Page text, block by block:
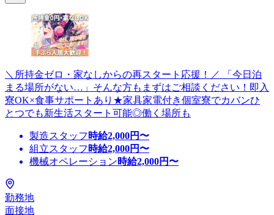
＼所持金ゼロ・家なしからの再スタート応援！／ 「今日泊
まる場所がない…」そんな方もまずはご相談ください！即入
寮OK×食事サポートあり★家具家電付き個室寮でカバンひ
とつでも新生活スタート可能◎働く場所も
製造スタッフ 時給2,000円〜
組立スタッフ 時給2,000円〜
機械オペレーション時給2,000円〜
勤務地
面接地